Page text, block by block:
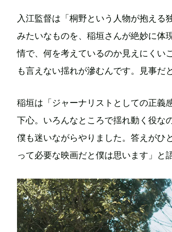
入江監督は「桐野という人物が抱える
みたいなものを、稲垣さんが絶妙に体
情で、何を考えているのか見えにくい
も言えない揺れが滲むんです。見事だ
稲垣は「ジャーナリストとしての正義
下心。いろんなところで揺れ動く役な
僕も迷いながらやりました。答えがひ
って必要な映画だと僕は思います」と